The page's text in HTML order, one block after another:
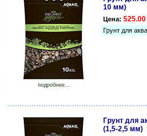
подробнее...
10 мм)
Цена: 525.00
Грунт для
Грунт для
(1,5-2,5 мм)